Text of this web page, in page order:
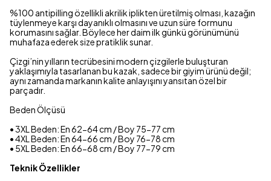
%100 antipilling özellikli akrilik iplikten üretilmiş olması, kazağın
tüylenmeye karşı dayanıklı olmasını ve uzun süre formunu
korumasını sağlar. Böylece her daim ilk günkü görünümünü
muhafaza ederek size pratiklik sunar.
Çizgi’nin yılların tecrübesini modern çizgilerle buluşturan
yaklaşımıyla tasarlanan bu kazak, sadece bir giyim ürünü değil;
aynı zamanda markanın kalite anlayışını yansıtan özel bir
parçadır.
Beden Ölçüsü
• 3XL Beden: En 62-64 cm / Boy 75-77 cm
• 4XL Beden: En 64-66 cm / Boy 76-78 cm
• 5XL Beden: En 66-68 cm / Boy 77-79 cm
Teknik Özellikler